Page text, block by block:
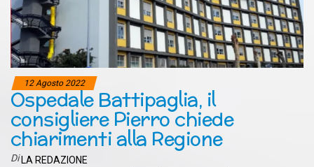
12 Agosto 2022
Ospedale Battipaglia, il
consigliere Pierro chiede
chiarimenti alla Regione
Di LA REDAZIONE